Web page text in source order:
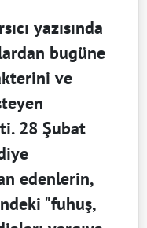
yazısında
bugüne
ve
28 Şubat
edenlerin,
"fuhuş,